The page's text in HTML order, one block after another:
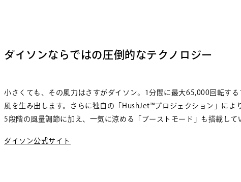
ダイソンならではの圧倒的なテクノロジー
小さくても、その風力はさすがダイソン。1分間に最大65,000回転す
風を生み出します。さらに独自の「HushJet™プロジェクション」によ
5段階の風量調節に加え、一気に涼める「ブーストモード」も搭載して
ダイソン公式サイト